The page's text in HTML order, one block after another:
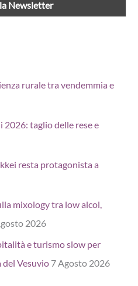
rurale tra vendemmia e
2026: taglio delle rese e
resta protagonista a
mixology tra low alcol,
2026
e turismo slow per
del Vesuvio 7 Agosto 2026